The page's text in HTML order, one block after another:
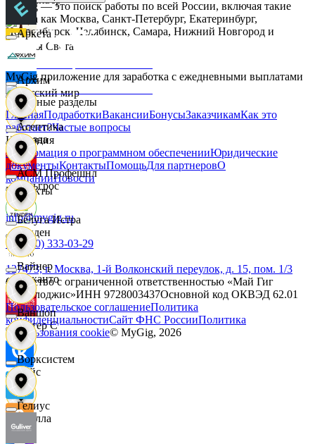
Дары Света
Детский мир
Звезда
Зельгрос
Зенден
Инканто
Интер С
Вайс
Ителла
Аркета
Архим
Асептика
АСМ Профешнл
Белуга Истра
Вайнер
Ваншоп
Ворксистем
Гелиус
MyGig — это поиск работы по всей России, включая такие
города как Москва, Санкт-Петербург, Екатеринбург,
Новосибирск, Челябинск, Самара, Нижний Новгород и
другие.
MyGig приложение для заработка с ежедневными выплатами
Основные разделы
ГлавнаяПодработкиВакансииБонусыЗаказчикамКак это
работает?Частые вопросы
Компания
Информация о программном обеспеченииЮридические
документыКонтактыПомощьДля партнеровО
компанииНовости
Контакты
info@mygig.ru
+8 (800) 333-03-29
127473, г. Москва, 1-й Волконский переулок, д. 15, пом. 1/3
Общество с ограниченной ответственностью «Май Гиг
Технолоджис»ИНН 9728003437Основной код ОКВЭД 62.01
Пользовательское соглашениеПолитика
конфиденциальностиСайт ФНС РоссииПолитика
использования cookie© MyGig, 2026